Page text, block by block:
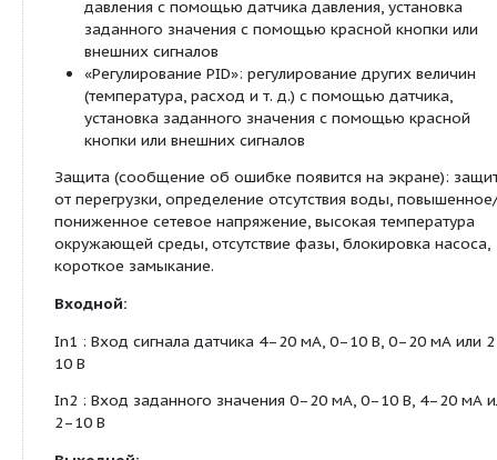
Многоступенчатый нормальновсасывающий
высоконапорный центробежный насос
встроенным частотным преобразователем с
охлаждением. Секции, рабочие и ведущие
нержавеющей стали. Скользящее торцевое
произвольным направлением вращения.
Исполнение PN16 с овальным фланцем с
с фланцами круглой формы DIN или PN16 и
круглой формы DIN в зависимости от размера
KTW/ACS/WRAS для всех используемых деталей
EPDM).
Мотор и валы насоса соединены друг с другом
продольносвертной муфты. Отдельный
соединительного элемента для полного
усилия гидравлики. Мотор стандарта IEC уровня